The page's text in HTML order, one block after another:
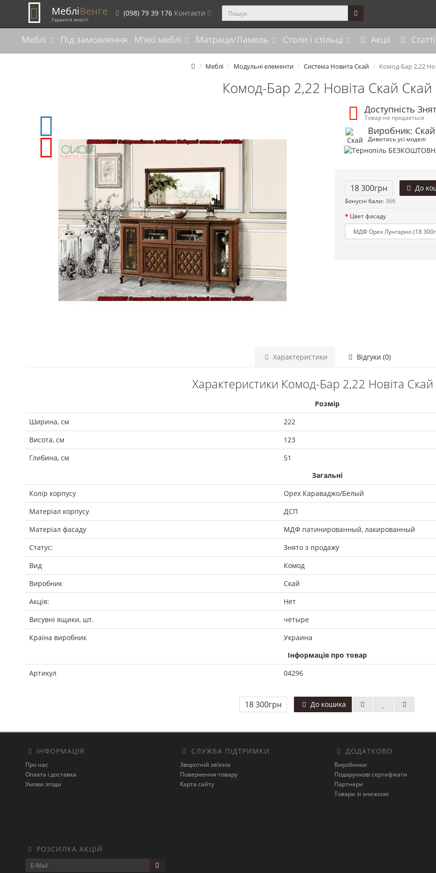
МебліВенге
Гарантія якості
(098) 79 39 176 Контакти
Меблі Під замовлення М'які меблі Матраци/Ламель Столи і стільці Акції Статті
Меблі Модульні елементи Система Новита Скай Комод-Бар 2,22
Комод-Бар 2,22 Новіта Скай Скай
Доступність
Товар не продається
Виробник: Скай
Дивитись усі моделі
18 300грн До
Бонусні бали:366
Цвет фасаду
Характеристики Відгуки (0)
Характеристики Комод-Бар 2,22 Новіта
Розмір
Ширина, см
222
Висота, см
123
Глибина, см
51
Загальні
Колір корпусу
Орех Караваджо/Белый
Матеріал корпусу
ДСП
Матеріал фасаду
МДФ патинированный, лакированный
Статус:
Знято з продажу
Вид
Комод
Виробник
Скай
Акція:
Нет
Висувні ящики, шт.
четыре
Країна виробник
Украина
Інформація про товар
Артикул
04296
18 300грн До кошика
ІНФОРМАЦІЯ
Про нас
Оплата і доставка
Умови згоди
СЛУЖБА ПІДТРИМКИ
Зворотній зв’язок
Повернення товару
Карта сайту
ДОДАТКОВО
Виробники
Подарункові сертифікати
Партнери
Товари зі знижкою
РОЗСИЛКА АКЦІЙ